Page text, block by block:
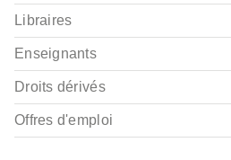
Libraires
Enseignants
Droits dérivés
Offres d'emploi